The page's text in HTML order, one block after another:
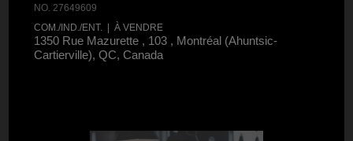
NO. 27649609
COM./IND./ENT. | À VENDRE
1350 Rue Mazurette , 103 , Montréal (Ahuntsic-
Cartierville), QC, Canada